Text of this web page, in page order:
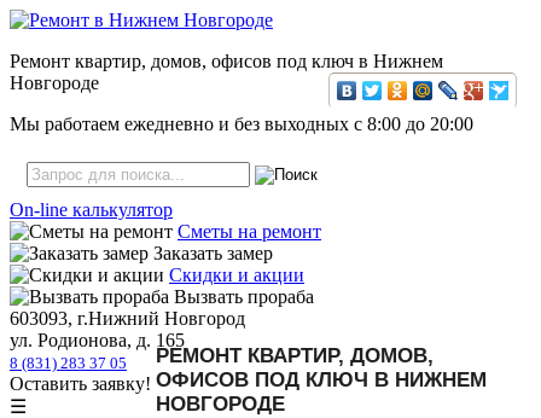
Ремонт квартир, домов, офисов под ключ в Нижнем
Новгороде
Мы работаем ежедневно и без выходных с 8:00 до 20:00
On-line калькулятор
Сметы на ремонт
Заказать замер
Скидки и акции
Вызвать прораба
603093, г.Нижний Новгород
ул. Родионова, д. 165
8 (831) 283 37 05
Оставить заявку!
☰
РЕМОНТ КВАРТИР, ДОМОВ,
ОФИСОВ ПОД КЛЮЧ В НИЖНЕМ
НОВГОРОДЕ